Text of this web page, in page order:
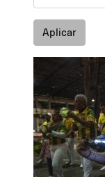
Aplicar